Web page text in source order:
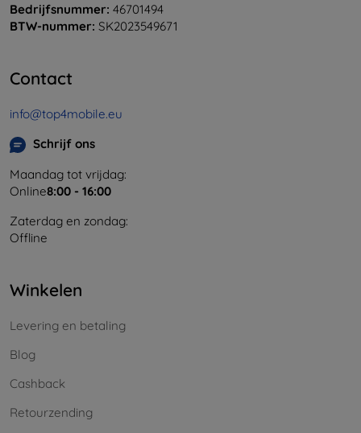
Bedrijfsnummer: 46701494
BTW-nummer: SK2023549671
Contact
info@top4mobile.eu
Schrijf ons
Maandag tot vrijdag:
Online8:00 - 16:00
Zaterdag en zondag:
Offline
Winkelen
Levering en betaling
Blog
Cashback
Retourzending